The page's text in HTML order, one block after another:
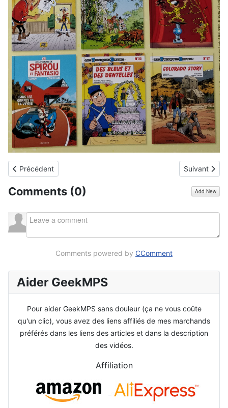
Article précédent : Si tu as le choix entre Dyson, Dreame et
Précédent Article
Suivant
Comments (0) Add New
Comments powered by CComment
Aider GeekMPS
Pour aider GeekMPS sans douleur (ça ne vous coûte
qu'un clic), vous avez des liens affiliés de mes marchands
préférés dans les liens des articles et dans la description
des vidéos.
Affiliation